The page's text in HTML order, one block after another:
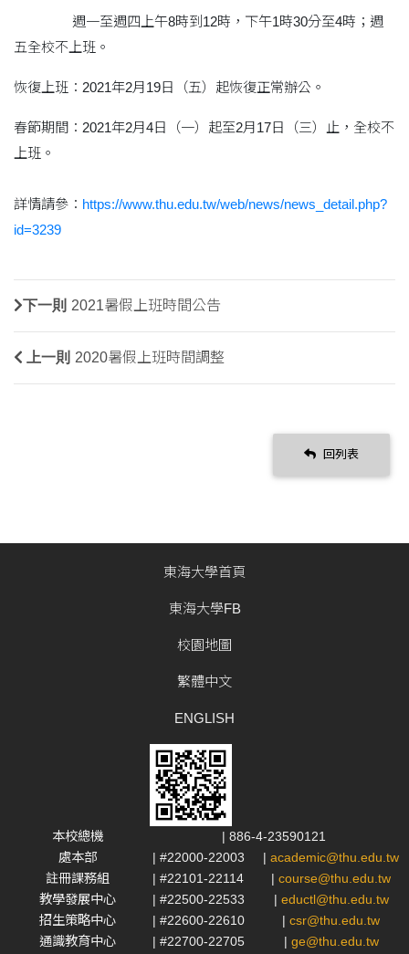
週一至週四上午8時到12時，下午1時30分至4時；週
五全校不上班。
恢復上班：2021年2月19日（五）起恢復正常辦公。
春節期間：2021年2月4日（一）起至2月17日（三）止，全校不
上班。
詳情請參： https://www.thu.edu.tw/web/news/news_detail.php?
id=3239
下一則 2021暑假上班時間公告
上一則 2020暑假上班時間調整
回列表
東海大學首頁
東海大學FB
校園地圖
繁體中文
ENGLISH
本校總機
| 886-4-23590121
處本部
| #22000-22003 | academic@thu.edu.tw
註冊課務組
| #22101-22114 | course@thu.edu.tw
教學發展中心
| #22500-22533 | eductl@thu.edu.tw
招生策略中心
| #22600-22610 | csr@thu.edu.tw
通識教育中心
| #22700-22705 | ge@thu.edu.tw